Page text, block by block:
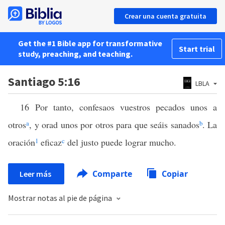
Crear una cuenta gratuita
Get the #1 Bible app for transformative
study, preaching, and teaching.
Start trial
Santiago 5:16 LBLA
16 Por tanto, confesaos vuestros pecados unos a
otrosa, y orad unos por otros para que seáis sanadosb. La
oración1 eficazc del justo puede lograr mucho.
Leer más Comparte Copiar
Mostrar notas al pie de página